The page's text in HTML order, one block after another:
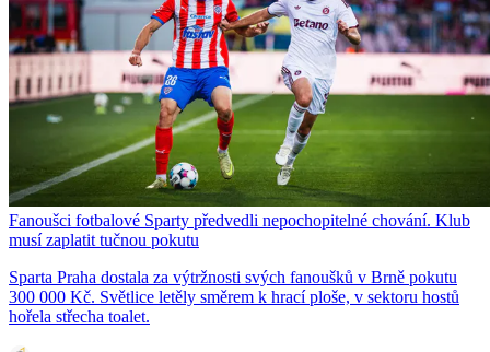
Fanoušci fotbalové Sparty předvedli nepochopitelné chování. Klub
musí zaplatit tučnou pokutu
Sparta Praha dostala za výtržnosti svých fanoušků v Brně pokutu
300 000 Kč. Světlice letěly směrem k hrací ploše, v sektoru hostů
hořela střecha toalet.